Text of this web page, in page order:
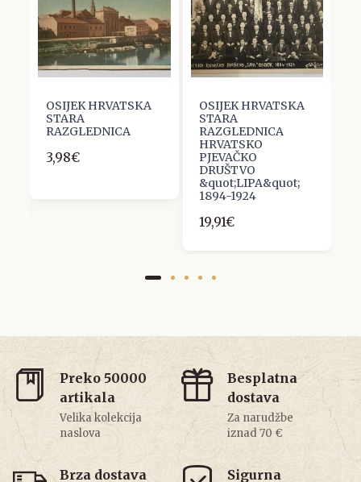
OSIJEK HRVATSKA
STARA
RAZGLEDNICA
3,98€
OSIJEK HRVATSKA
STARA
RAZGLEDNICA
HRVATSKO
PJEVAČKO
DRUŠTVO
&quot;LIPA&quot;
1894-1924
19,91€
Preko 50000
artikala
Velika kolekcija
naslova
Besplatna
dostava
Za narudžbe
iznad 70 €
Brza dostava Sigurna